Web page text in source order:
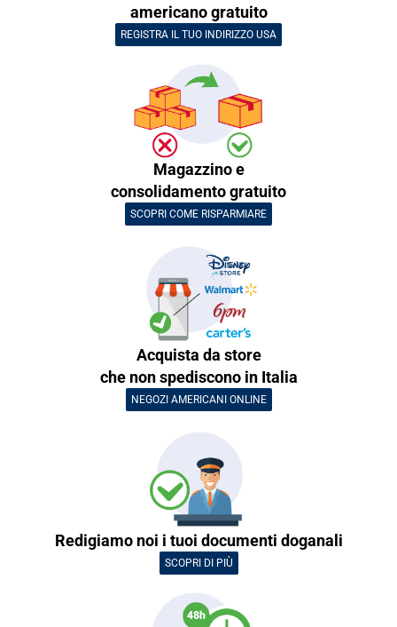
americano gratuito
REGISTRA IL TUO INDIRIZZO USA
Magazzino e
consolidamento gratuito
SCOPRI COME RISPARMIARE
Acquista da store
che non spediscono in Italia
NEGOZI AMERICANI ONLINE
Redigiamo noi i tuoi documenti doganali
SCOPRI DI PIÙ